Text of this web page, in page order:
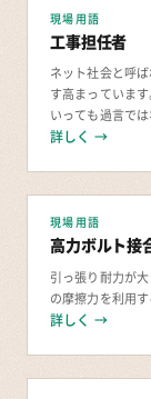
現場用語
工事担任者
ネット社会と呼
す高まっていま
いっても過言ではないでしょう。 そ
フラを維持するた
詳しく →
現場用語
高力ボルト接
引っ張り耐力が
の摩擦力を利用
詳しく →